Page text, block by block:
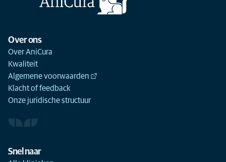
Over ons
Over AniCura
Kwaliteit
Algemene voorwaarden
Klacht of feedback
Onze juridische structuur
Snel naar